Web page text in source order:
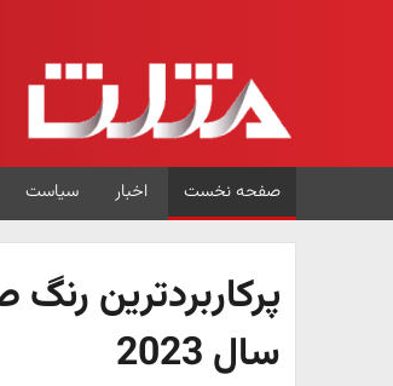
صفحه نخست اخبار سیاست
پرکاربردترین
سال 2023